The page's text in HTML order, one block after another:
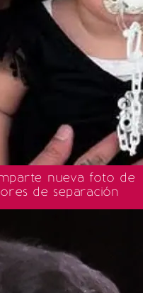
nueva foto de
de separación